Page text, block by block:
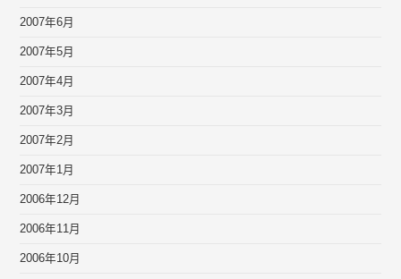
2007年6月
2007年5月
2007年4月
2007年3月
2007年2月
2007年1月
2006年12月
2006年11月
2006年10月